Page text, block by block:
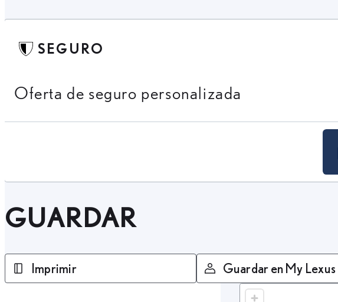
SEGURO
Oferta de seguro personalizada
GUARDAR
Imprimir Guardar en My Lexus